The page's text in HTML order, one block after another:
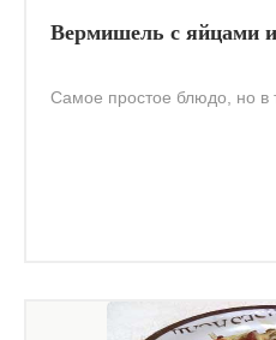
Вермишель с яйцами
Самое простое блюдо, но в